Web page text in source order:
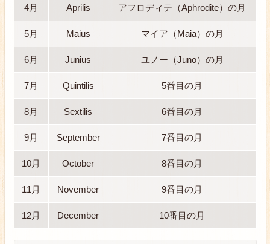
4月 Aprilis アフロディテ（Aphrodite）の月
5月 Maius マイア（Maia）の月
6月 Junius ユノー（Juno）の月
7月 Quintilis 5番目の月
8月 Sextilis 6番目の月
9月 September 7番目の月
10月 October 8番目の月
11月 November 9番目の月
12月 December 10番目の月